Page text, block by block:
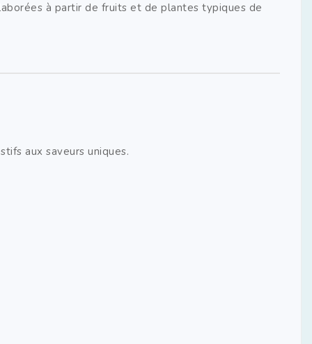
à partir de fruits et de plantes typiques de
aux saveurs uniques.